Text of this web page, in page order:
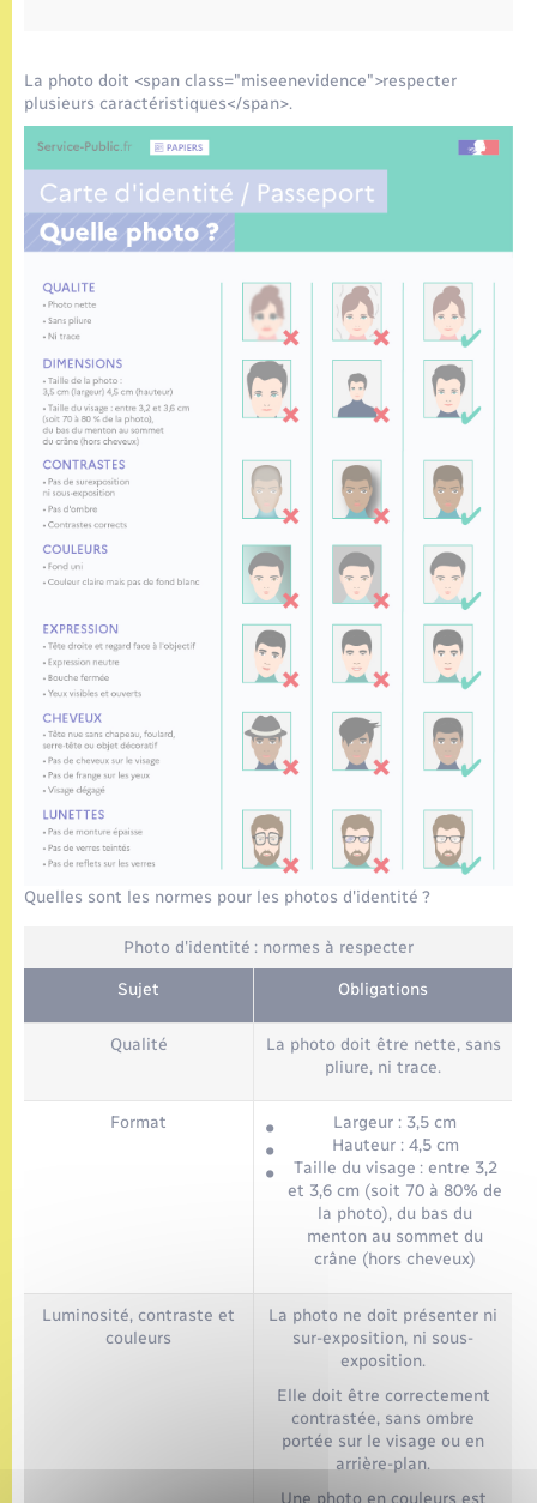
La photo doit <span class="miseenevidence">respecter
plusieurs caractéristiques</span>.
Quelles sont les normes pour les photos d'identité ?
Photo d'identité : normes à respecter
Sujet Obligations
Qualité
La photo doit être nette, sans
pliure, ni trace.
Format
Largeur : 3,5 cm
Hauteur : 4,5 cm
Taille du visage : entre 3,2
et 3,6 cm (soit 70 à 80% de
la photo), du bas du
menton au sommet du
crâne (hors cheveux)
Luminosité, contraste et
couleurs
La photo ne doit présenter ni
sur-exposition, ni sous-
exposition.
Elle doit être correctement
contrastée, sans ombre
portée sur le visage ou en
arrière-plan.
Une photo en couleurs est